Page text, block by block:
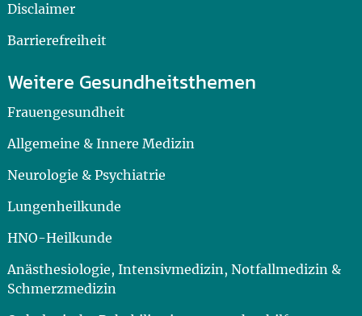
Disclaimer
Barrierefreiheit
Weitere Gesundheitsthemen
Frauengesundheit
Allgemeine & Innere Medizin
Neurologie & Psychiatrie
Lungenheilkunde
HNO-Heilkunde
Anästhesiologie, Intensivmedizin, Notfallmedizin &
Schmerzmedizin